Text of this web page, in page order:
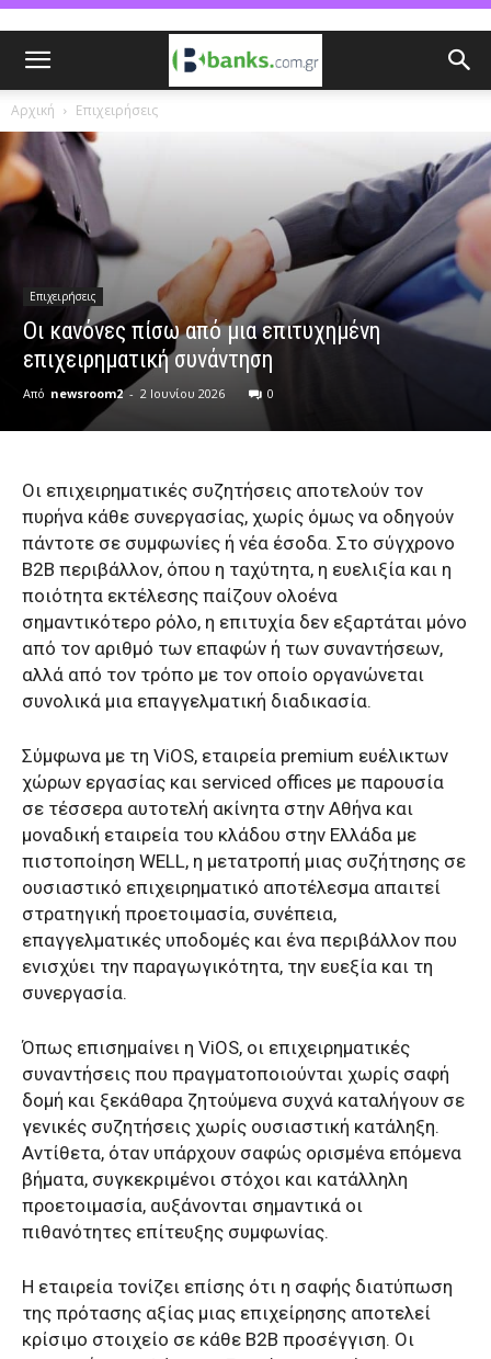
Αρχική Επιχειρήσεις
Επιχειρήσεις
Οι κανόνες πίσω από μια επιτυχημένη
επιχειρηματική συνάντηση
Από newsroom2 - 2 Ιουνίου 2026 0
Οι επιχειρηματικές συζητήσεις αποτελούν τον
πυρήνα κάθε συνεργασίας, χωρίς όμως να οδηγούν
πάντοτε σε συμφωνίες ή νέα έσοδα. Στο σύγχρονο
B2B περιβάλλον, όπου η ταχύτητα, η ευελιξία και η
ποιότητα εκτέλεσης παίζουν ολοένα
σημαντικότερο ρόλο, η επιτυχία δεν εξαρτάται μόνο
από τον αριθμό των επαφών ή των συναντήσεων,
αλλά από τον τρόπο με τον οποίο οργανώνεται
συνολικά μια επαγγελματική διαδικασία.
Σύμφωνα με τη ViOS, εταιρεία premium ευέλικτων
χώρων εργασίας και serviced offices με παρουσία
σε τέσσερα αυτοτελή ακίνητα στην Αθήνα και
μοναδική εταιρεία του κλάδου στην Ελλάδα με
πιστοποίηση WELL, η μετατροπή μιας συζήτησης σε
ουσιαστικό επιχειρηματικό αποτέλεσμα απαιτεί
στρατηγική προετοιμασία, συνέπεια,
επαγγελματικές υποδομές και ένα περιβάλλον που
ενισχύει την παραγωγικότητα, την ευεξία και τη
συνεργασία.
Όπως επισημαίνει η ViOS, οι επιχειρηματικές
συναντήσεις που πραγματοποιούνται χωρίς σαφή
δομή και ξεκάθαρα ζητούμενα συχνά καταλήγουν σε
γενικές συζητήσεις χωρίς ουσιαστική κατάληξη.
Αντίθετα, όταν υπάρχουν σαφώς ορισμένα επόμενα
βήματα, συγκεκριμένοι στόχοι και κατάλληλη
προετοιμασία, αυξάνονται σημαντικά οι
πιθανότητες επίτευξης συμφωνίας.
Η εταιρεία τονίζει επίσης ότι η σαφής διατύπωση
της πρότασης αξίας μιας επιχείρησης αποτελεί
κρίσιμο στοιχείο σε κάθε B2B προσέγγιση. Οι